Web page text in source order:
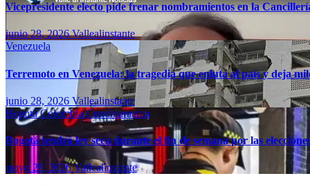
Vicepresidente electo pide frenar nombramientos en la
junio 28, 2026Vallealinstante
Venezuela
Terremoto en Venezuela: la tragedia que enluta al país y deja
junio 28, 2026 Vallealinstante
BogotáColombiaCundinamarca
Bogotá tendrá ley seca durante el fin de semana por las
mayo 29, 2026Vallealinstante